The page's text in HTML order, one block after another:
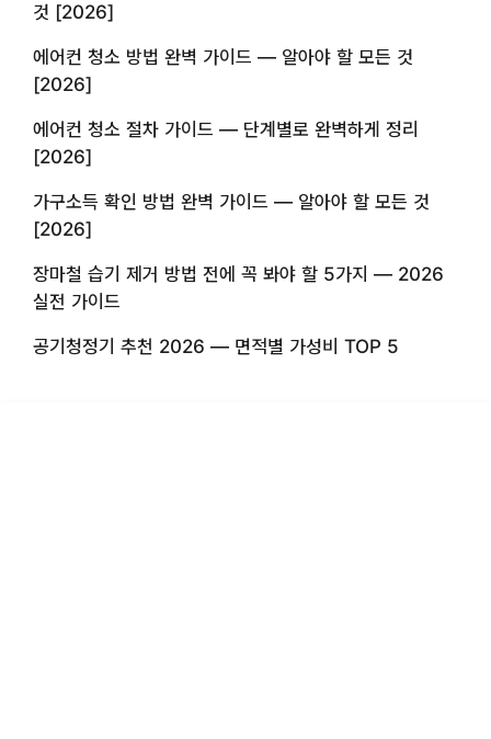
것 [2026]
에어컨 청소 방법 완벽 가이드 — 알아야 할 모든 것
[2026]
에어컨 청소 절차 가이드 — 단계별로 완벽하게 정리
[2026]
가구소득 확인 방법 완벽 가이드 — 알아야 할 모든 것
[2026]
장마철 습기 제거 방법 전에 꼭 봐야 할 5가지 — 2026
실전 가이드
공기청정기 추천 2026 — 면적별 가성비 TOP 5